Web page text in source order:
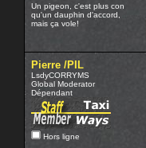
Un pigeon, c'est plus con
qu'un dauphin d'accord,
mais ça vole!
Pierre /PIL
LsdyCORRYMS
Global Moderator
Dépendant
Hors ligne